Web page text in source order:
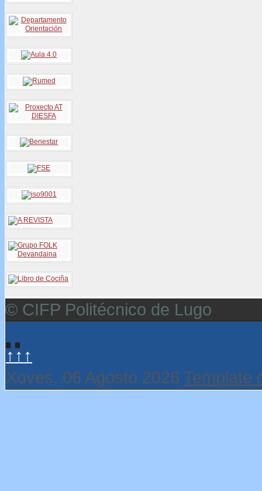
© CIFP Politécnico de Lugo
↑↑↑
Xoves, 06 Agosto 2026 Template